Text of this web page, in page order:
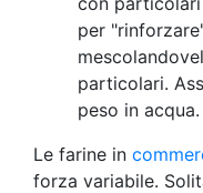
per
particolari.
peso in acqua.
Le farine in
forza variabile.